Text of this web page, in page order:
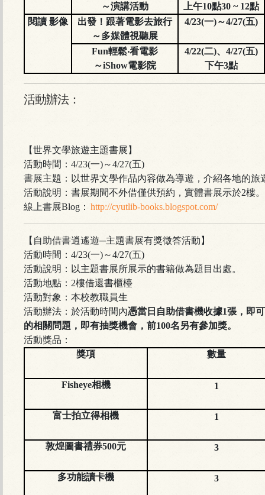
～演講活動
上午10點30 ~ 12點
閱讀 影像
出發！跟著電影去旅行
～多媒體視聽展
4/23(一)～4/27(五)
Fun輕鬆‧看電影
～iShow電影院
4/22(二)、4/27(五)
下午3點
活動辦法：
【世界文學旅遊主題書展】
活動時間：4/23(一)～4/27(五)
書展主題：以世界文學作品內容做為導遊，介紹各地的旅
活動說明： 書展期間不外借僅供預約 ，實體書展示於2樓。
線上書展Blog： http://cyutlib-books.blogspot.com/
【自助借書逍遙遊─主題書展有獎徵答活動】
活動時間：4/23(一)～4/27(五)
活動說明：以主題書展所展示的書籍做為題目出處。
活動地點：2樓借還書櫃檯
活動對象：本校教職員生
活動辦法：於活動時間內憑當日自助借書機收據1張，即
的相關問題，即有抽獎機會，前100名另有參加獎。
活動獎品：
獎項
數量
Fisheye相機 1
富士拍立得相機 1
敦煌圖書禮券500元 3
多功能讀卡機 3